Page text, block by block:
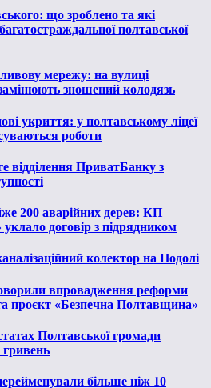
що зроблено та які
полтавської
мережу: на вулиці
зношений колодязь
укриття: у полтавському ліцеї
роботи
відділення ПриватБанку з
200 аварійних дерев: КП
договір з підрядником
колектор на Подолі
впровадження реформи
проєкт «Безпечна Полтавщина»
Полтавської громади
більше ніж 10